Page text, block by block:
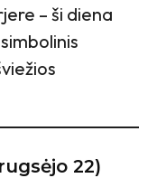
– ši diena
22)